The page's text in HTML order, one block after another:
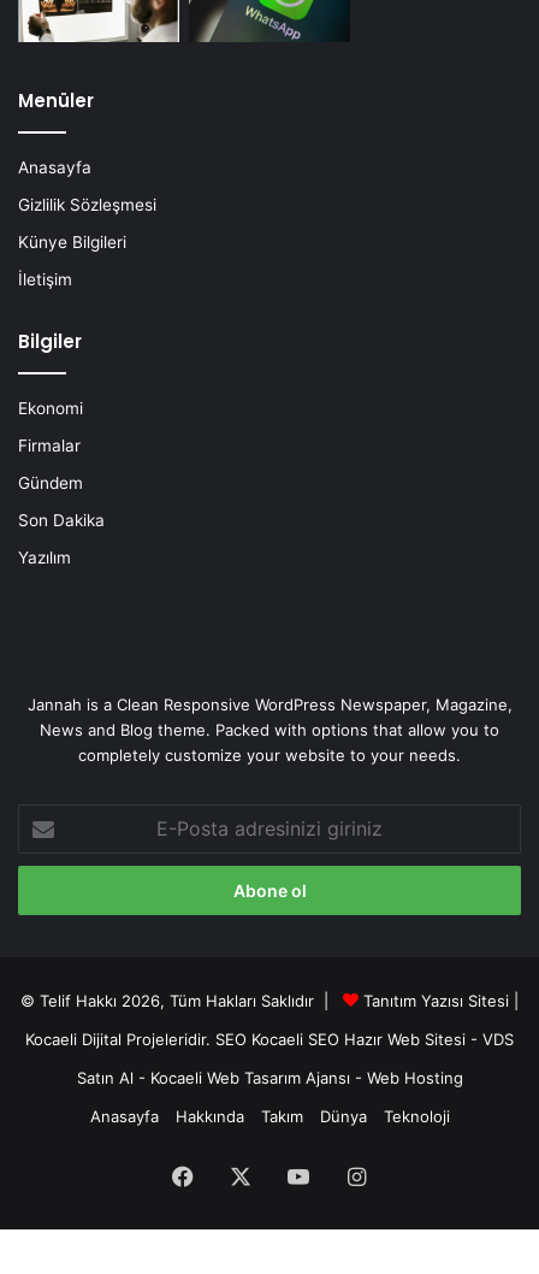
Menüler
Anasayfa
Gizlilik Sözleşmesi
Künye Bilgileri
İletişim
Bilgiler
Ekonomi
Firmalar
Gündem
Son Dakika
Yazılım
Jannah is a Clean Responsive WordPress Newspaper, Magazine,
News and Blog theme. Packed with options that allow you to
completely customize your website to your needs.
Posta
adresinizi
© Telif Hakkı 2026, Tüm Hakları Saklıdır |
Tanıtım Yazısı Sitesi |
Kocaeli Dijital Projeleridir. SEO Kocaeli SEO Hazır Web Sitesi - VDS
Satın Al - Kocaeli Web Tasarım Ajansı - Web Hosting
Anasayfa
Hakkında Takım Dünya Teknoloji
Facebook YouTubeInstagram